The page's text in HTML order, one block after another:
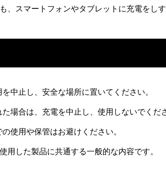
、スマートフォンやタブレットに充電をし
中止し、安全な場所に置いてください。
場合は、充電を中止し、使用しないでくだ
使用や保管はお避けください。
した製品に共通する一般的な内容です。